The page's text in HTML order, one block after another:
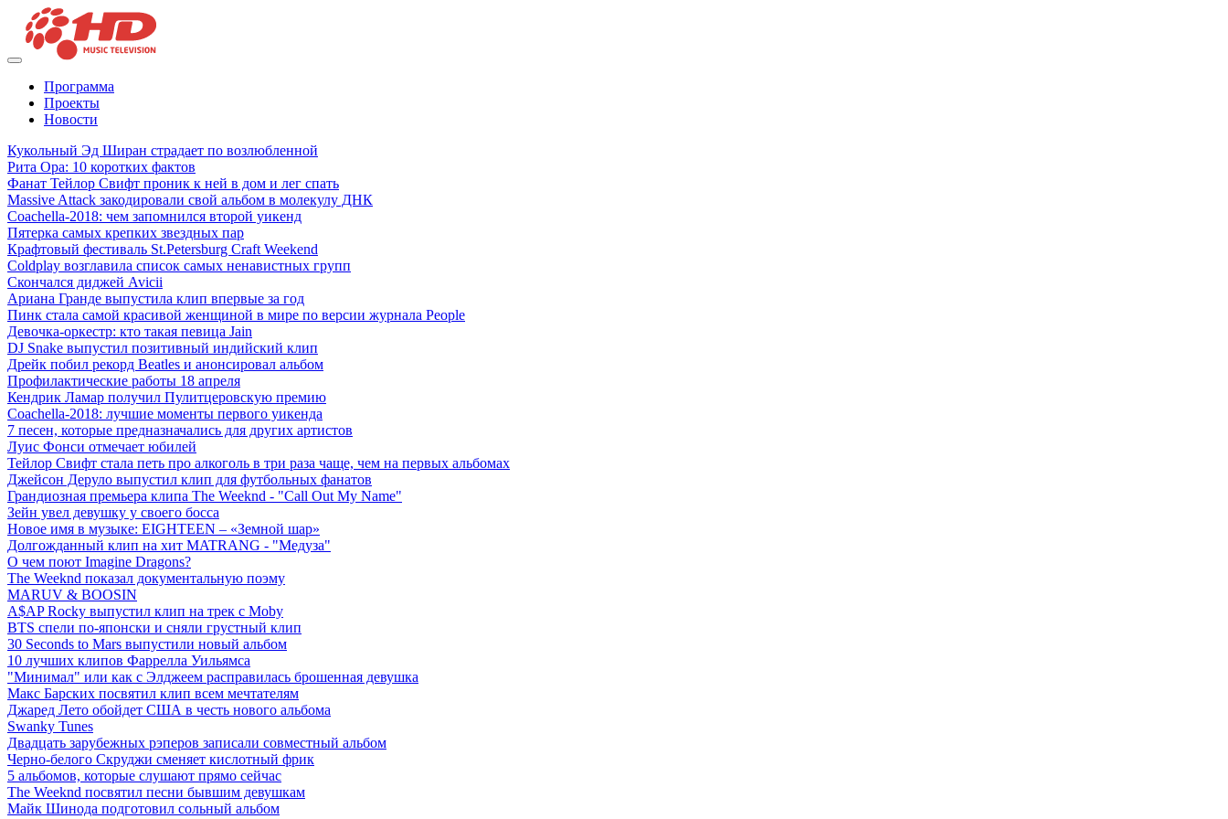
Программа
Проекты
Новости
Кукольный Эд Ширан страдает по возлюбленной
Рита Ора: 10 коротких фактов
Фанат Тейлор Свифт проник к ней в дом и лег спать
Massive Attack закодировали свой альбом в молекулу ДНК
Coachella-2018: чем запомнился второй уикенд
Пятерка самых крепких звездных пар
Крафтовый фестиваль St.Petersburg Craft Weekend
Coldplay возглавила список самых ненавистных групп
Скончался диджей Avicii
Ариана Гранде выпустила клип впервые за год
Пинк стала самой красивой женщиной в мире по версии журнала People
Девочка-оркестр: кто такая певица Jain
DJ Snake выпустил позитивный индийский клип
Дрейк побил рекорд Beatles и анонсировал альбом
Профилактические работы 18 апреля
Кендрик Ламар получил Пулитцеровскую премию
Coachella-2018: лучшие моменты первого уикенда
7 песен, которые предназначались для других артистов
Луис Фонси отмечает юбилей
Тейлор Свифт стала петь про алкоголь в три раза чаще, чем на первых альбомах
Джейсон Деруло выпустил клип для футбольных фанатов
Грандиозная премьера клипа The Weeknd - "Call Out My Name"
Зейн увел девушку у своего босса
Новое имя в музыке: EIGHTEEN – «Земной шар»
Долгожданный клип на хит MATRANG - "Медуза"
О чем поют Imagine Dragons?
The Weeknd показал документальную поэму
MARUV & BOOSIN
A$AP Rocky выпустил клип на трек с Moby
BTS спели по-японски и сняли грустный клип
30 Seconds to Mars выпустили новый альбом
10 лучших клипов Фаррелла Уильямса
"Минимал" или как с Элджеем расправилась брошенная девушка
Макс Барских посвятил клип всем мечтателям
Джаред Лето обойдет США в честь нового альбома
Swanky Tunes
Двадцать зарубежных рэперов записали совместный альбом
Черно-белого Скруджи сменяет кислотный фрик
5 альбомов, которые слушают прямо сейчас
The Weeknd посвятил песни бывшим девушкам
Майк Шинода подготовил сольный альбом